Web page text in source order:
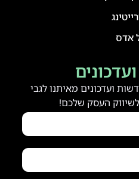
ועדכונים מאיתנו לגבי
העסק שלכם!
אדס